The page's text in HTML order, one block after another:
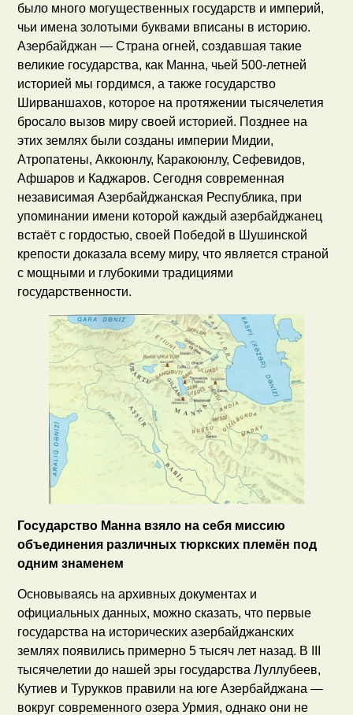
было много могущественных государств и империй,
чьи имена золотыми буквами вписаны в историю.
Азербайджан — Страна огней, создавшая такие
великие государства, как Манна, чьей 500-летней
историей мы гордимся, а также государство
Ширваншахов, которое на протяжении тысячелетия
бросало вызов миру своей историей. Позднее на
этих землях были созданы империи Мидии,
Атропатены, Аккоюнлу, Каракоюнлу, Сефевидов,
Афшаров и Каджаров. Сегодня современная
независимая Азербайджанская Республика, при
упоминании имени которой каждый азербайджанец
встаёт с гордостью, своей Победой в Шушинской
крепости доказала всему миру, что является страной
с мощными и глубокими традициями
государственности.
Государство Манна взяло на себя миссию
объединения различных тюркских племён под
одним знаменем
Основываясь на архивных документах и
официальных данных, можно сказать, что первые
государства на исторических азербайджанских
землях появились примерно 5 тысяч лет назад. В III
тысячелетии до нашей эры государства Луллубеев,
Кутиев и Турукков правили на юге Азербайджана —
вокруг современного озера Урмия, однако они не